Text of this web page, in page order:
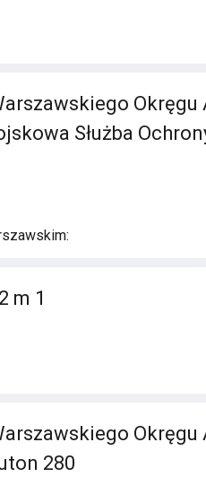
Okręgu
Służba
m 1
Okręgu
280